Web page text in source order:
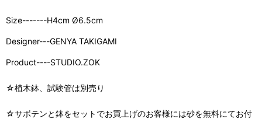
Size-------H4cm Ø6.5cm
Designer---GENYA TAKIGAMI
Product----STUDIO.ZOK
☆植木鉢、試験管は別売り
☆サボテンと鉢をセットでお買上げのお客様には砂を無料にてお付